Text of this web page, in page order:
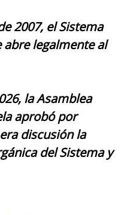
2007, el Sistema
abre legalmente al
la Asamblea
aprobó por
discusión la
del Sistema y